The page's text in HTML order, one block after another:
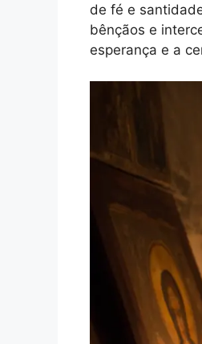
de fé e
bênçãos e
esperança e a